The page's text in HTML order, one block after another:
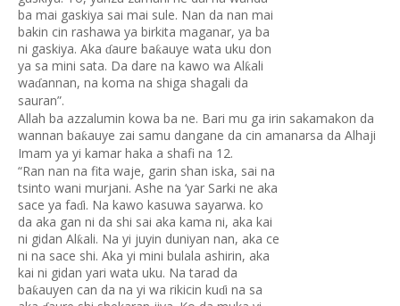
ba mai gaskiya sai mai sule. Nan da nan mai
bakin cin rashawa ya birkita maganar, ya ba
ni gaskiya. Aka ɗaure baƙauye wata uku don
ya sa mini sata. Da dare na kawo wa Alƙali
waɗannan, na koma na shiga shagali da
sauran”.
Allah ba azzalumin kowa ba ne. Bari mu ga irin sakamakon da
wannan baƙauye zai samu dangane da cin amanarsa da Alhaji
Imam ya yi kamar haka a shafi na 12.
“Ran nan na fita waje, garin shan iska, sai na
tsinto wani murjani. Ashe na ‘yar Sarki ne aka
sace ya faɗi. Na kawo kasuwa sayarwa. ko
da aka gan ni da shi sai aka kama ni, aka kai
ni gidan Alƙali. Na yi juyin duniyan nan, aka ce
ni na sace shi. Aka yi mini bulala ashirin, aka
kai ni gidan yari wata uku. Na tarad da
baƙauyen can da na yi wa rikicin kuɗi na sa